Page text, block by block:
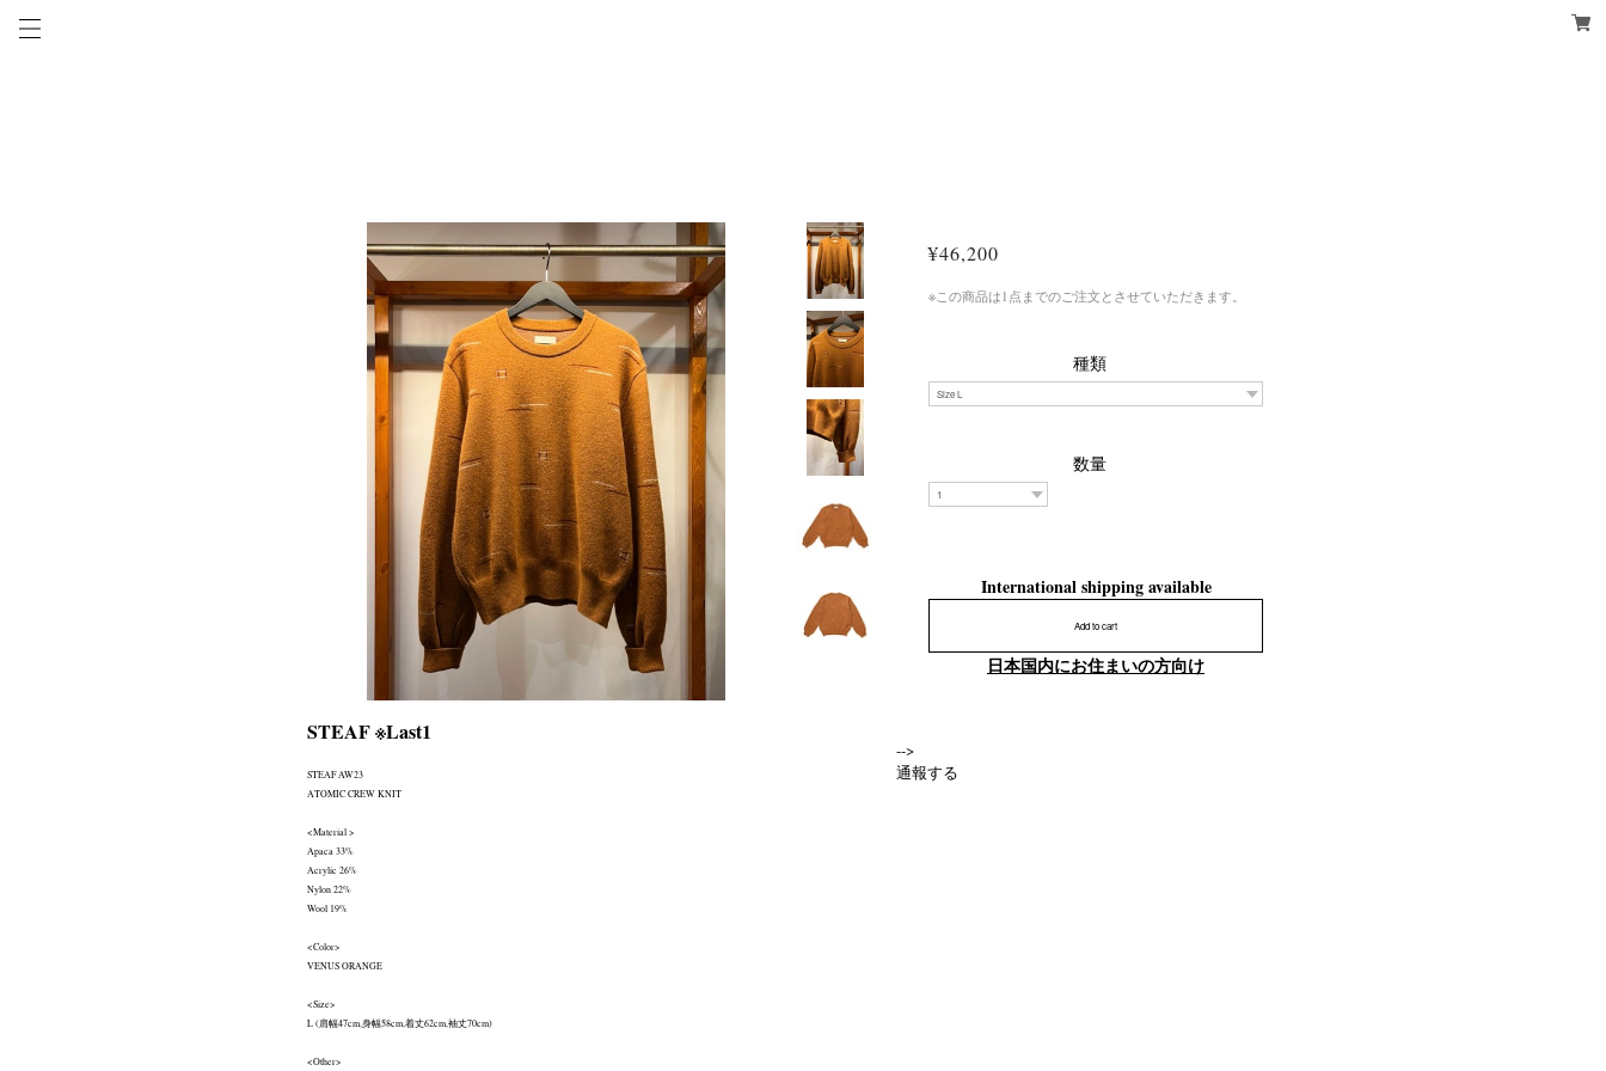
STEAF ※Last1
STEAF AW23
ATOMIC CREW KNIT
<Material >
Apaca 33%
Acrylic 26%
Nylon 22%
Wool 19%
<Color>
VENUS ORANGE
<Size>
L (肩幅47cm,身幅58cm,着丈62cm,袖丈70cm)
<Other>
¥46,200
※この商品は1点までのご注文とさせていただきます。
種類
数量
International shipping available
Add to cart
日本国内にお住まいの方向け
-->
通報する